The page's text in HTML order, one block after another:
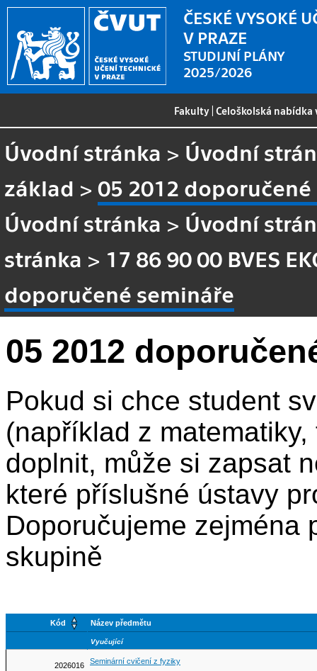
ČESKÉ VYSOKÉ
V PRAZE
STUDIJNÍ PLÁNY
2025/2026
Fakulty |Celoškolská
Úvodní stránka > Úvodní
základ >05 2012
Úvodní stránka > Úvodní
stránka > 17 86 90 00 BVES
doporučené semináře
05 2012
Pokud si chce student
(například z
doplnit, může si zapsat
které příslušné ústavy
Doporučujeme zejména
skupině
Kód Název předmětu
Vyučující
2026016 Seminární cvičení z fyziky